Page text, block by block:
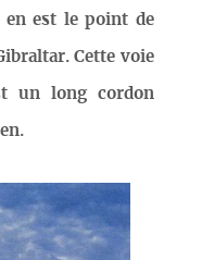
en est le point de
Cette voie
un long cordon